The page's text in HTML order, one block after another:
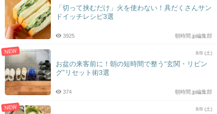
「切って挟むだけ」火を使わない！具だくさんサン
ドイッチレシピ3選
朝時間.jp編集部
3925
NEW 8/8 (土)
お盆の来客前に！朝の短時間で整う“玄関・リビン
グ”リセット術3選
朝時間.jp編集部
374
NEW 8/8 (土)